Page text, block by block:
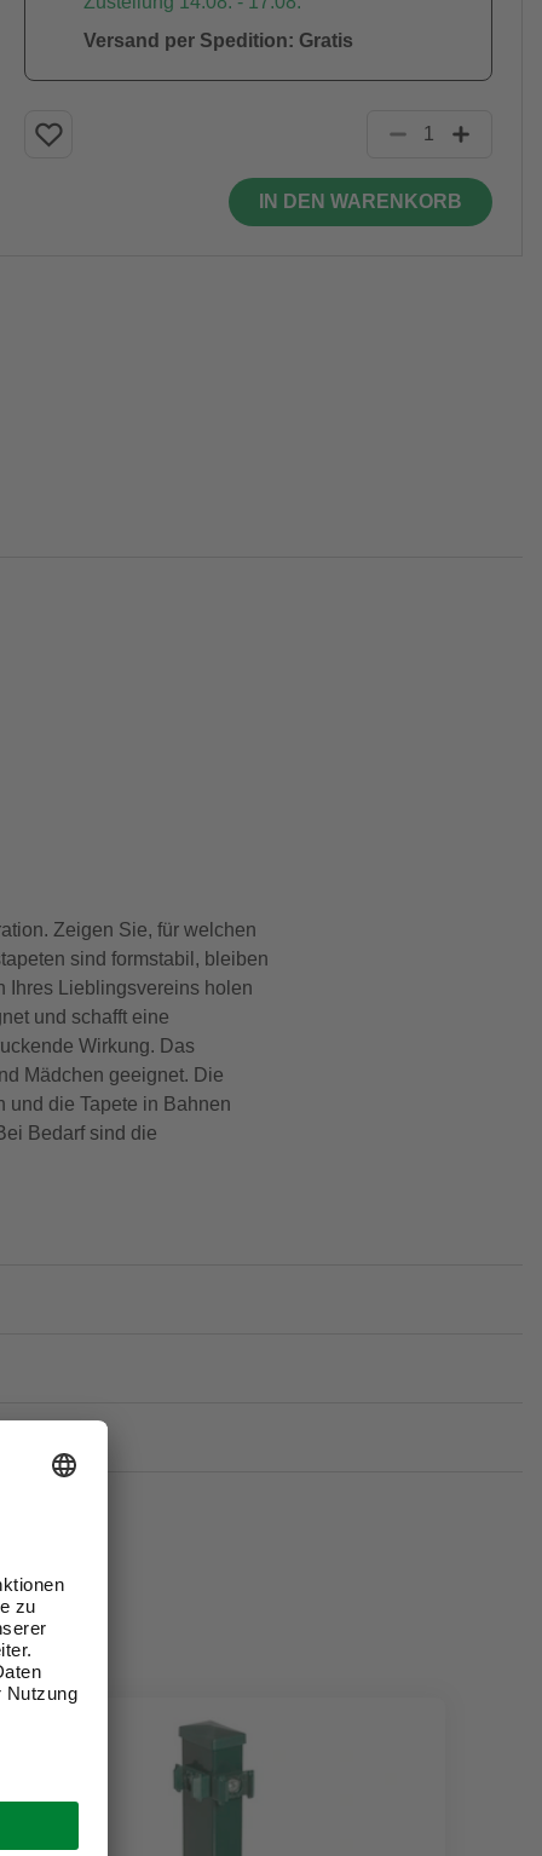
Versand per Spedition: Gratis
IN DEN WARENKORB
Zeigen Sie, für welchen
sind formstabil, bleiben
Ihres Lieblingsvereins holen
und schafft eine
Wirkung. Das
Mädchen geeignet. Die
und die Tapete in Bahnen
Bedarf sind die